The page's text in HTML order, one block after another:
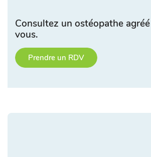
Consultez un ostéopathe
vous.
Prendre un RDV